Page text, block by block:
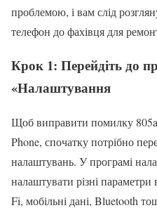
проблемою, і вам слід
телефон до фахівця для
Крок 1: Перейдіть до
«Налаштування
Щоб виправити помилку
Phone, спочатку потрібно
налаштувань. У програмі
налаштувати різні
Fi, мобільні дані, Bluetooth